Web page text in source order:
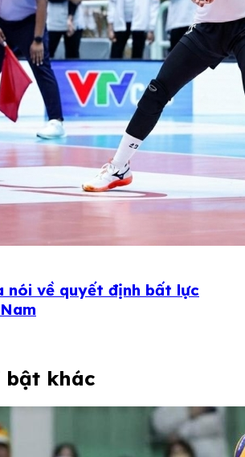
nói về quyết định bất lực
bật khác